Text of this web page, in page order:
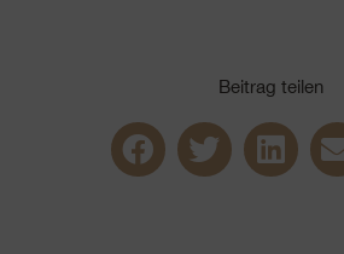
Beitrag teilen